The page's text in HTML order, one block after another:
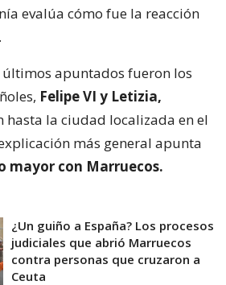
evalúa cómo fue la reacción
últimos apuntados fueron los
Felipe VI y Letizia,
hasta la ciudad localizada en el
más general apunta
mayor con Marruecos.
¿Un guiño a España? Los procesos
judiciales que abrió Marruecos
contra personas que cruzaron a
Ceuta